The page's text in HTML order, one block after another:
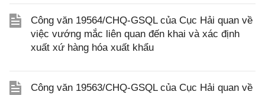
Công văn 19564/CHQ-GSQL của Cục Hải quan về
việc vướng mắc liên quan đến khai và xác định
xuất xứ hàng hóa xuất khẩu
Công văn 19563/CHQ-GSQL của Cục Hải quan về